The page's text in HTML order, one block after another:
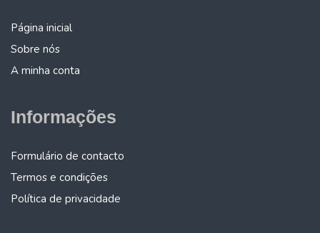
Página inicial
Sobre nós
A minha conta
Informações
Formulário de contacto
Termos e condições
Política de privacidade